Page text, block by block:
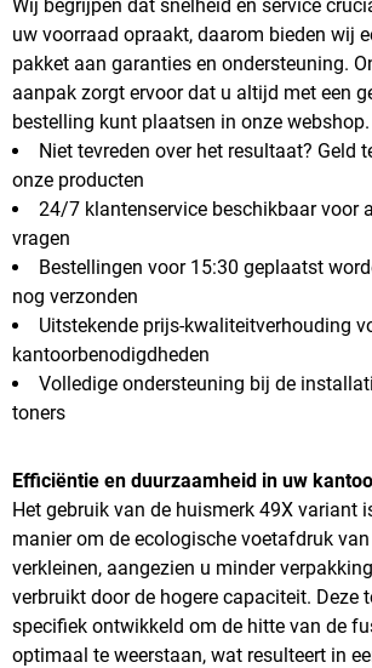
Wij begrijpen dat snelheid en service
uw voorraad opraakt, daarom bieden wij
pakket aan garanties en ondersteuning.
aanpak zorgt ervoor dat u altijd met een
bestelling kunt plaatsen in onze webshop.
Niet tevreden over het resultaat? Geld
onze producten
24/7 klantenservice beschikbaar voor
vragen
Bestellingen voor 15:30 geplaatst
nog verzonden
Uitstekende prijs-kwaliteitverhouding
kantoorbenodigdheden
Volledige ondersteuning bij de
toners
Efficiëntie en duurzaamheid in uw
Het gebruik van de huismerk 49X variant
manier om de ecologische voetafdruk
verkleinen, aangezien u minder
verbruikt door de hogere capaciteit. Deze
specifiek ontwikkeld om de hitte van de
optimaal te weerstaan, wat resulteert in